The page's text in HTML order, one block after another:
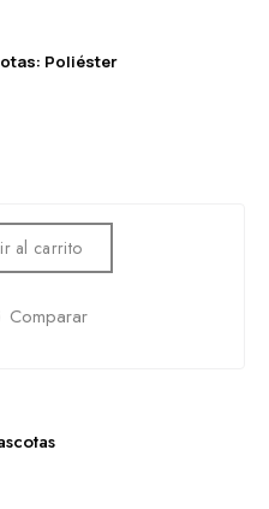
Poliéster
al carrito